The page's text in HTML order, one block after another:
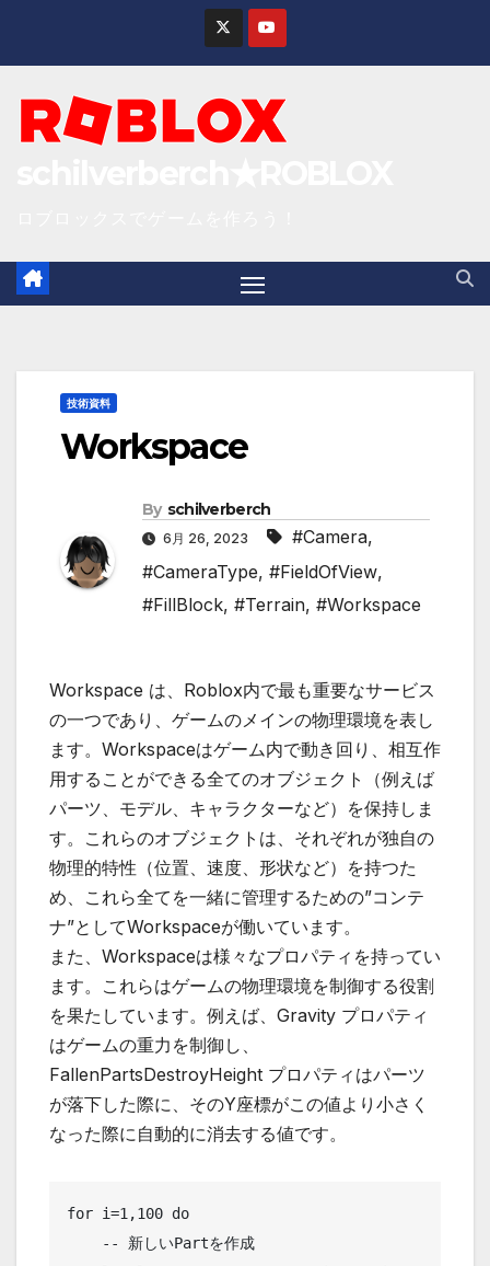
t
技術資料
Workspace
By schilverberch
6月 26, 2023 #Camera,
#CameraType, #FieldOfView,
#FillBlock, #Terrain, #Workspace
Workspace は、Roblox内で最も重要なサービス
の一つであり、ゲームのメインの物理環境を表し
ます。Workspaceはゲーム内で動き回り、相互作
用することができる全てのオブジェクト（例えば
パーツ、モデル、キャラクターなど）を保持しま
す。これらのオブジェクトは、それぞれが独自の
物理的特性（位置、速度、形状など）を持つた
め、これら全てを一緒に管理するための”コンテ
ナ”としてWorkspaceが働いています。
また、Workspaceは様々なプロパティを持ってい
ます。これらはゲームの物理環境を制御する役割
を果たしています。例えば、Gravity プロパティ
はゲームの重力を制御し、
FallenPartsDestroyHeight プロパティはパーツ
が落下した際に、そのY座標がこの値より小さく
なった際に自動的に消去する値です。
for i=1,100 do